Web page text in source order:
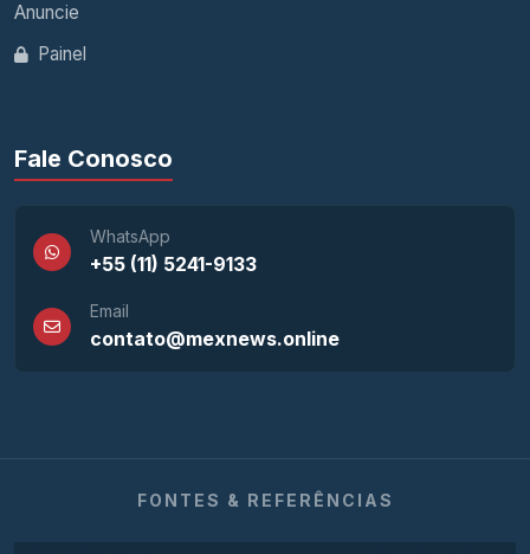
Anuncie
Painel
Fale Conosco
WhatsApp
+55 (11) 5241-9133
Email
contato@mexnews.online
FONTES & REFERÊNCIAS